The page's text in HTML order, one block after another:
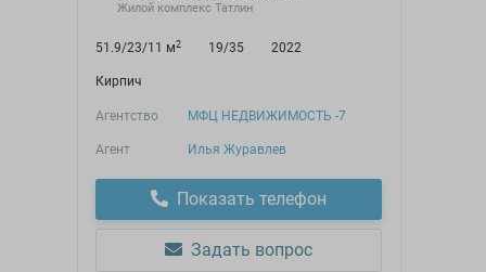
Жилой комплекс Татлин
51.9/23/11 м2 19/35 2022
Кирпич
Агентство МФЦ НЕДВИЖИМОСТЬ -7
Агент Илья Журавлев
Показать телефон
Задать вопрос